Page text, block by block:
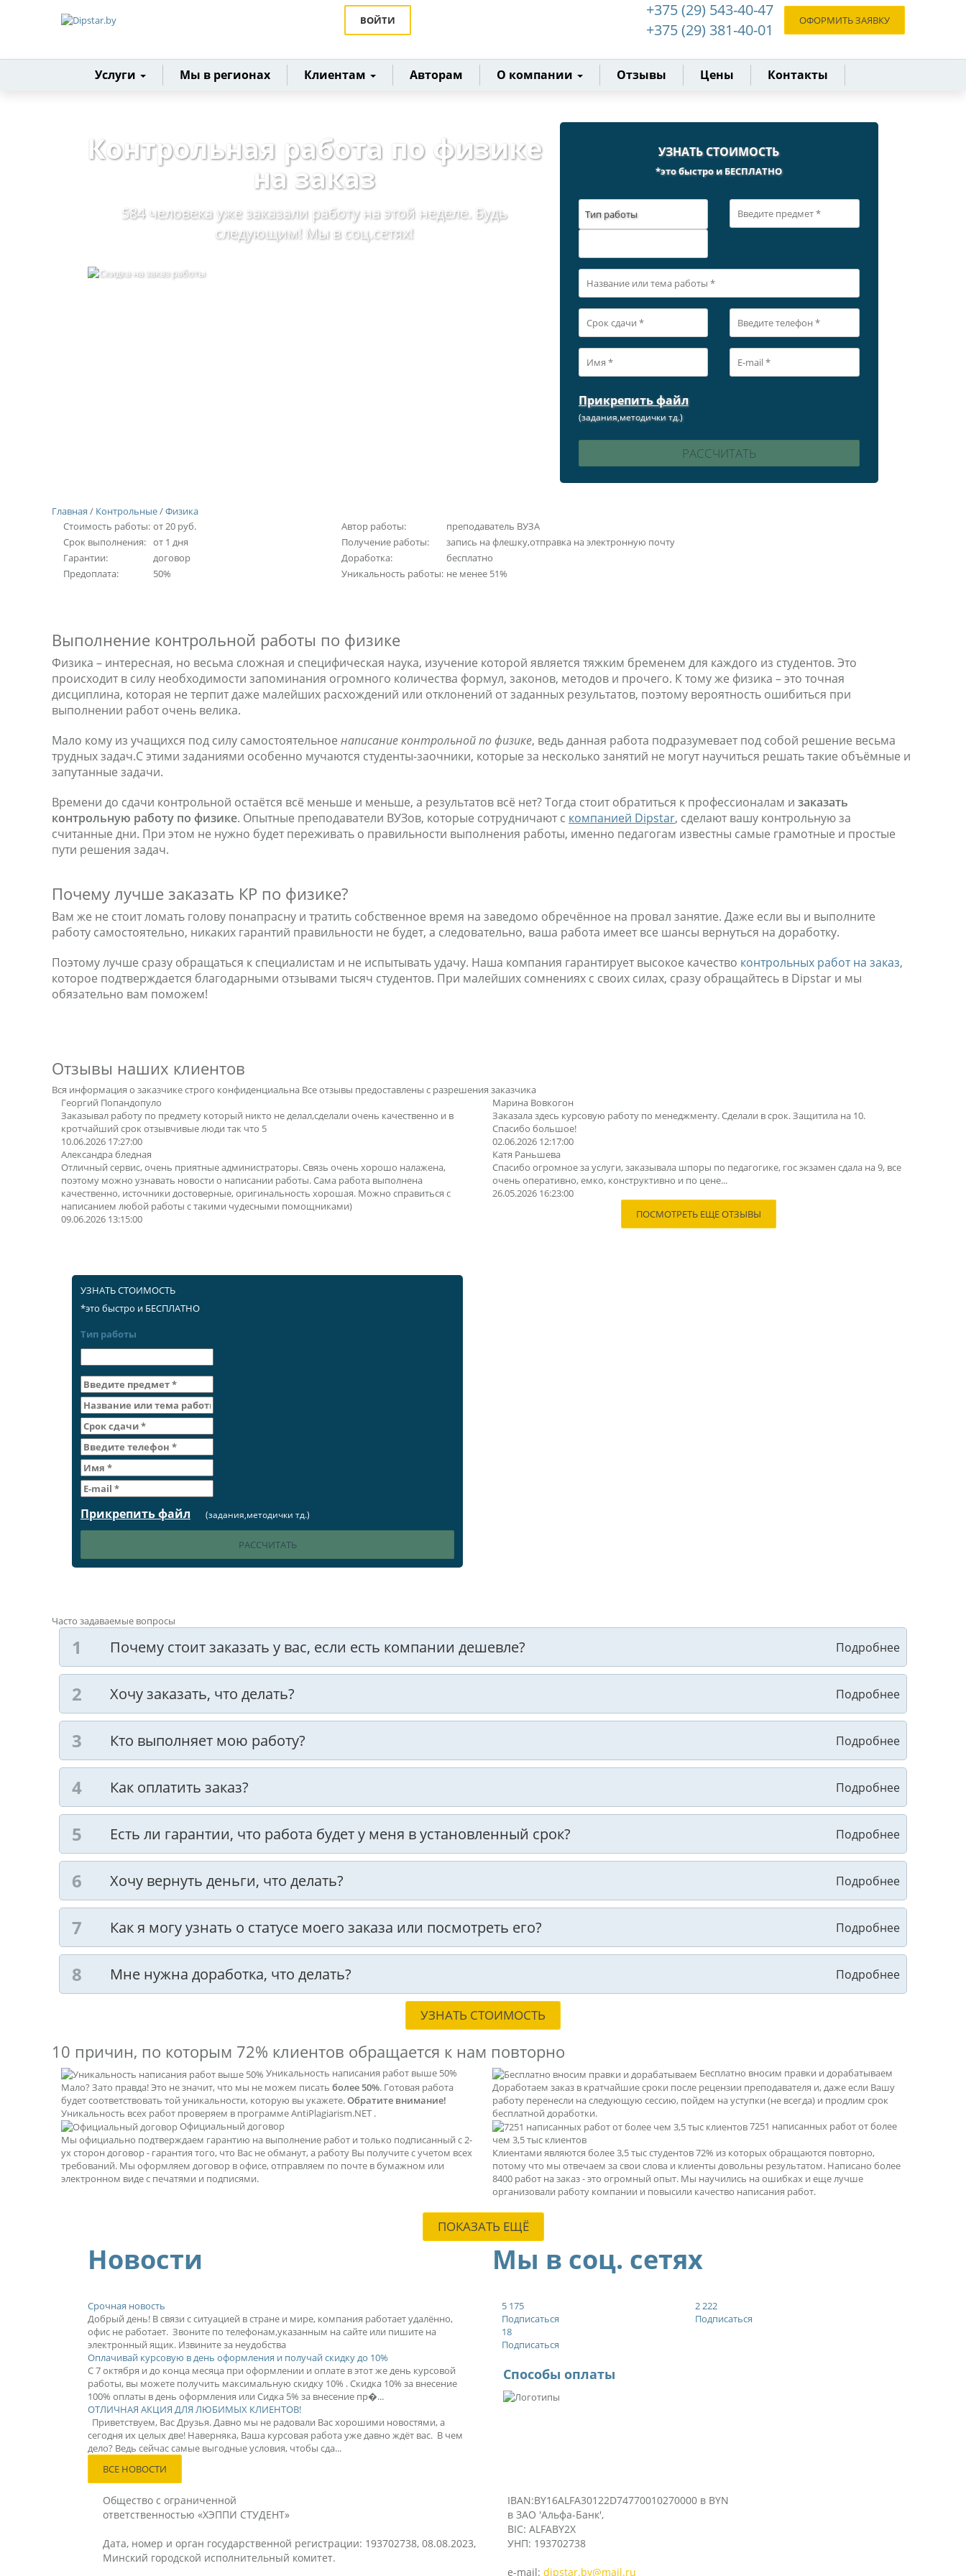
ВОЙТИ
+375 (29) 543-40-47
+375 (29) 381-40-01
ОФОРМИТЬ ЗАЯВКУ
Главная
Услуги Мы в регионах Клиентам Авторам О компании Отзывы Цены Контакты
Контрольная работа по физике
на заказ
584 человека уже заказали работу на этой неделе. Будь
следующим! Мы в соц.сетях!
УЗНАТЬ СТОИМОСТЬ
*это быстро и БЕСПЛАТНО
Тип работы
Прикрепить файл
(задания,методички тд.)
Главная / Контрольные/Физика
Стоимость работы: от 20 руб.
Срок выполнения: от 1 дня
Гарантии:
договор
Предоплата:
50%
Автор работы:
преподаватель ВУЗА
Получение работы:
запись на флешку,отправка на электронную почту
Доработка:
бесплатно
Уникальность работы: не менее 51%
Выполнение контрольной работы по физике
Физика – интересная, но весьма сложная и специфическая наука, изучение которой является тяжким бременем для каждого из студентов. Это
происходит в силу необходимости запоминания огромного количества формул, законов, методов и прочего. К тому же физика – это точная
дисциплина, которая не терпит даже малейших расхождений или отклонений от заданных результатов, поэтому вероятность ошибиться при
выполнении работ очень велика.
Мало кому из учащихся под силу самостоятельное написание контрольной по физике, ведь данная работа подразумевает под собой решение весьма
трудных задач.С этими заданиями особенно мучаются студенты-заочники, которые за несколько занятий не могут научиться решать такие объёмные и
запутанные задачи.
Времени до сдачи контрольной остаётся всё меньше и меньше, а результатов всё нет? Тогда стоит обратиться к профессионалам и заказать
контрольную работу по физике. Опытные преподаватели ВУЗов, которые сотрудничают с компанией Dipstar, сделают вашу контрольную за
считанные дни. При этом не нужно будет переживать о правильности выполнения работы, именно педагогам известны самые грамотные и простые
пути решения задач.
Почему лучше заказать КР по физике?
Вам же не стоит ломать голову понапрасну и тратить собственное время на заведомо обречённое на провал занятие. Даже если вы и выполните
работу самостоятельно, никаких гарантий правильности не будет, а следовательно, ваша работа имеет все шансы вернуться на доработку.
Поэтому лучше сразу обращаться к специалистам и не испытывать удачу. Наша компания гарантирует высокое качество контрольных работ на заказ,
которое подтверждается благодарными отзывами тысяч студентов. При малейших сомнениях с своих силах, сразу обращайтесь в Dipstar и мы
обязательно вам поможем!
Отзывы наших клиентов
Вся информация о заказчике строго конфиденциальна Все отзывы предоставлены с разрешения заказчика
Георгий Попандопуло
Заказывал работу по предмету который никто не делал,сделали очень качественно и в
кротчайший срок отзывчивые люди так что 5
10.06.2026 17:27:00
Александра бледная
Отличный сервис, очень приятные администраторы. Связь очень хорошо налажена,
поэтому можно узнавать новости о написании работы. Сама работа выполнена
качественно, источники достоверные, оригинальность хорошая. Можно справиться с
написанием любой работы с такими чудесными помощниками)
09.06.2026 13:15:00
Марина Вовкогон
Заказала здесь курсовую работу по менеджменту. Сделали в срок. Защитила на 10.
Спасибо большое!
02.06.2026 12:17:00
Катя Раньшева
Спасибо огромное за услуги, заказывала шпоры по педагогике, гос экзамен сдала на 9, все
очень оперативно, емко, конструктивно и по цене...
26.05.2026 16:23:00
ПОСМОТРЕТЬ ЕЩЕ ОТЗЫВЫ
УЗНАТЬ СТОИМОСТЬ
*это быстро и БЕСПЛАТНО
Тип работы
Прикрепить файл (задания,методички тд.)
Часто задаваемые вопросы
Почему стоит заказать у вас, если есть компании дешевле?
Хочу заказать, что делать?
Кто выполняет мою работу?
Как оплатить заказ?
Есть ли гарантии, что работа будет у меня в установленный срок?
Хочу вернуть деньги, что делать?
Как я могу узнать о статусе моего заказа или посмотреть его?
Мне нужна доработка, что делать?
УЗНАТЬ СТОИМОСТЬ
10 причин, по которым 72% клиентов обращается к нам повторно
Уникальность написания работ выше 50%
Мало? Зато правда! Это не значит, что мы не можем писать более 50%. Готовая работа
будет соответствовать той уникальности, которую вы укажете.Обратите внимание!
Уникальность всех работ проверяем в программе AntiPlagiarism.NET .
Официальный договор
Мы официально подтверждаем гарантию на выполнение работ и только подписанный с 2-
ух сторон договор - гарантия того, что Вас не обманут, а работу Вы получите с учетом всех
требований. Мы оформляем договор в офисе, отправляем по почте в бумажном или
электронном виде с печатями и подписями.
Бесплатно вносим правки и дорабатываем
Доработаем заказ в кратчайшие сроки после рецензии преподавателя и, даже если Вашу
работу перенесли на следующую сессию, пойдем на уступки (не всегда) и продлим срок
бесплатной доработки.
7251 написанных работ от более
чем 3,5 тыс клиентов
Клиентами являются более 3,5 тыс студентов 72% из которых обращаются повторно,
потому что мы отвечаем за свои слова и клиенты довольны результатом. Написано более
8400 работ на заказ - это огромный опыт. Мы научились на ошибках и еще лучше
организовали работу компании и повысили качество написания работ.
ПОКАЗАТЬ ЕЩЁ
Новости
Срочная новость
Добрый день! В связи с ситуацией в стране и мире, компания работает удалённо,
офис не работает. Звоните по телефонам,указанным на сайте или пишите на
электронный ящик. Извините за неудобства
Оплачивай курсовую в день оформления и получай скидку до 10%
С 7 октября и до конца месяца при оформлении и оплате в этот же день курсовой
работы, вы можете получить максимальную скидку 10% . Скидка 10% за внесение
100% оплаты в день оформления или Сидка 5% за внесение пр�...
ОТЛИЧНАЯ АКЦИЯ ДЛЯ ЛЮБИМЫХ КЛИЕНТОВ!
Приветствуем, Вас Друзья. Давно мы не радовали Вас хорошими новостями, а
сегодня их целых две! Наверняка, Ваша курсовая работа уже давно ждёт вас. В чем
дело? Ведь сейчас самые выгодные условия, чтобы сда...
ВСЕ НОВОСТИ
Мы в соц. сетях
5 175
Подписаться
2 222
Подписаться
18
Подписаться
Способы оплаты
Общество с ограниченной
ответственностью «ХЭППИ СТУДЕНТ»
Дата, номер и орган государственной регистрации: 193702738, 08.08.2023,
Минский городской исполнительный комитет.
IBAN:BY16ALFA30122D74770010270000 в BYN
в ЗАО 'Альфа-Банк',
BIC: ALFABY2X
УНП: 193702738
e-mail: dipstar.by@mail.ru